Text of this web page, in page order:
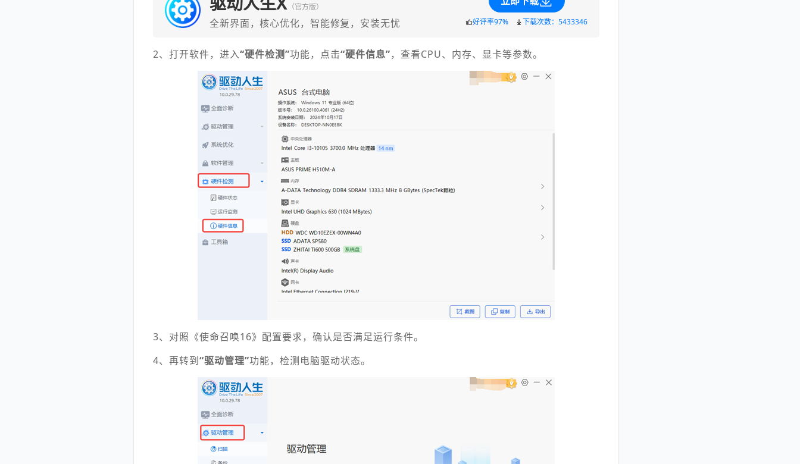
（官方版）
全新界面，核心优化，智能修复，安装无忧 好评率97% 下载次数：5433346
2、打开软件，进入“硬件检测”功能，点击“硬件信息”，查看CPU、内存、显卡等参数。
3、对照《使命召唤16》配置要求，确认是否满足运行条件。
4、再转到“驱动管理”功能，检测电脑驱动状态。